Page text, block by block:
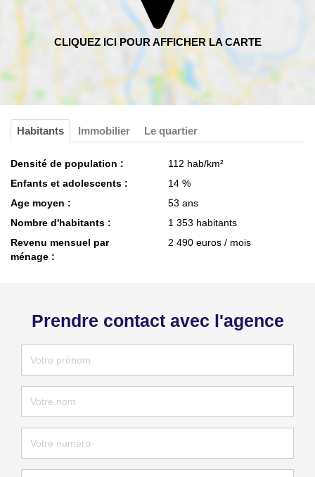
Habitants Immobilier Le quartier
Densité de population :
112 hab/km²
Enfants et adolescents :
14 %
Age moyen :
53 ans
Nombre d'habitants :
1 353 habitants
Revenu mensuel par
ménage :
2 490 euros / mois
Prendre contact avec l'agence